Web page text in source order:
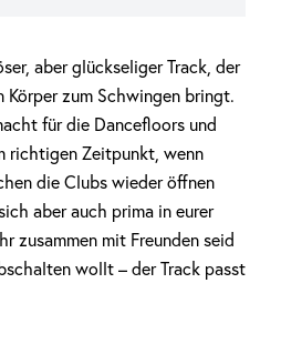
aber glückseliger Track, der
Körper zum Schwingen bringt.
für die Dancefloors und
richtigen Zeitpunkt, wenn
die Clubs wieder öffnen
aber auch prima in eurer
zusammen mit Freunden seid
wollt – der Track passt